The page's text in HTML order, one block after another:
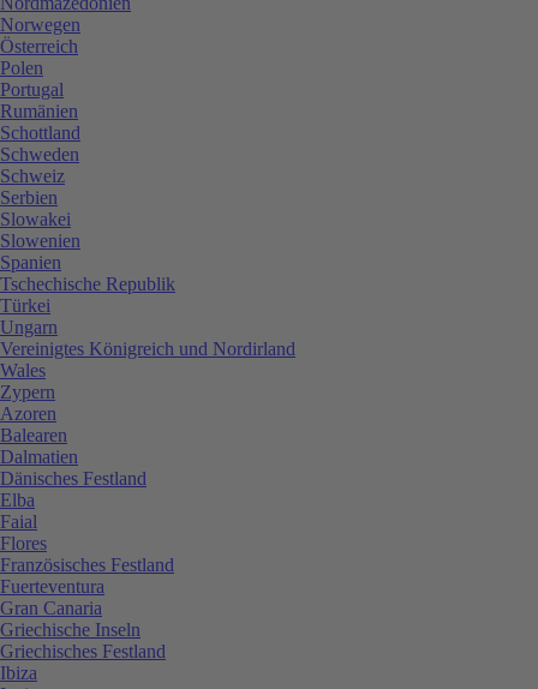
Norwegen
Österreich
Polen
Portugal
Rumänien
Schottland
Schweden
Schweiz
Serbien
Slowakei
Slowenien
Spanien
Tschechische Republik
Türkei
Ungarn
Vereinigtes Königreich und Nordirland
Wales
Zypern
Azoren
Balearen
Dalmatien
Dänisches Festland
Elba
Faial
Flores
Französisches Festland
Fuerteventura
Gran Canaria
Griechische Inseln
Griechisches Festland
Ibiza